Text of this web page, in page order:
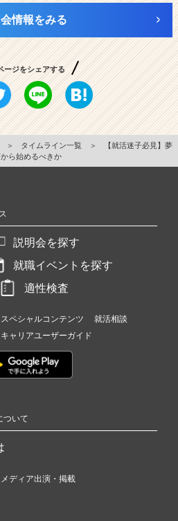
情報をみる
ージをシェアする
＞ タイムライン一覧 ＞
【就活迷子必見】夢
ら始めるべきか
説明会を探す
就職イベントを探す
適性検査
スペシャルコンテンツ
就活相談
ャリアユーザーガイド
ついて
メディア出演・掲載